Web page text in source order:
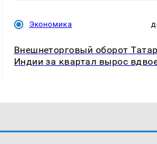
Экономика
Внешнеторговый оборот
Индии за квартал вырос